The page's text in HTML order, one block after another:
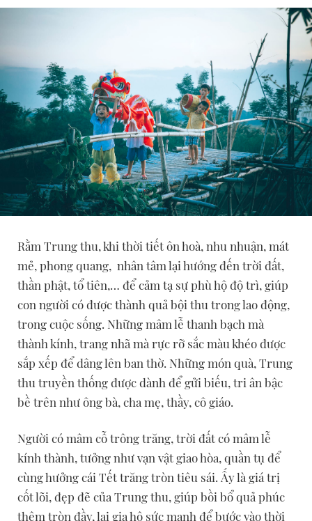
Rằm Trung thu, khi thời tiết ôn hoà, nhu nhuận, mát
mẻ, phong quang, nhân tâm lại hướng đến trời đất,
thần phật, tổ tiên,… để cảm tạ sự phù hộ độ trì, giúp
con người có được thành quả bội thu trong lao động,
trong cuộc sống. Những mâm lễ thanh bạch mà
thành kính, trang nhã mà rực rỡ sắc màu khéo được
sắp xếp để dâng lên ban thờ. Những món quà, Trung
thu truyền thống được dành để gửi biếu, tri ân bậc
bề trên như ông bà, cha mẹ, thầy, cô giáo.
Người có mâm cỗ trông trăng, trời đất có mâm lễ
kính thành, tưởng như vạn vật giao hòa, quần tụ để
cùng hưởng cái Tết trăng tròn tiêu sái. Ấy là giá trị
cốt lõi, đẹp đẽ của Trung thu, giúp bồi bổ quả phúc
thêm tròn đầy, lại gia hộ sức mạnh để bước vào thời